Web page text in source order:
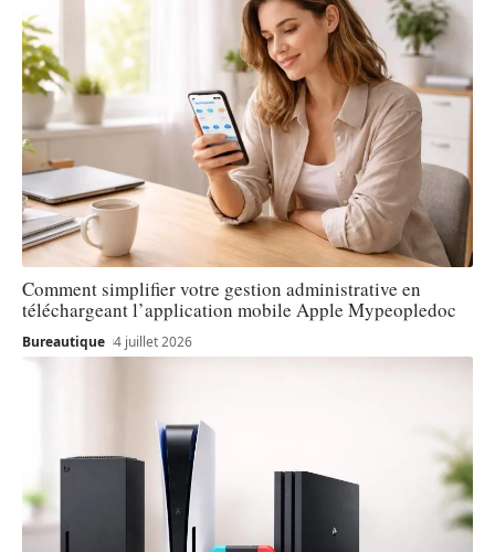
Comment simplifier votre gestion administrative en
téléchargeant l’application mobile Apple Mypeopledoc
Bureautique 4 juillet 2026